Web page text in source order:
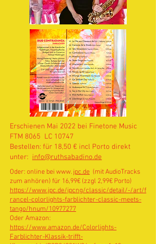
Erschienen Mai 2022 bei Finetone Music
FTM 8065 LC 10747
Bestellen: für 18,50 € incl Porto direkt
unter: info@ruthsabadino.de
Oder: online bei www. jpc.de (mit AudioTracks
zum anhören) für 16,99€ (zzgl 2,99€ Porto)
https://www.jpc.de/jpcng/classic/detail/-/art/f
rancel-colorlights-farblichter-classic-meets-
tango/hnum/10977277
Oder Amazon:
https://www.amazon.de/Colorlights-
Farblichter-Klassik-trifft-